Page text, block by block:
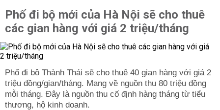
Phố đi bộ mới của Hà Nội sẽ cho thuê
các gian hàng với giá 2 triệu/tháng
Phố đi bộ Thành Thái sẽ cho thuê 40 gian hàng với giá 2
triệu đồng/gian/tháng. Mang về nguồn thu 80 triệu đồng
mỗi tháng. Đây là nguồn thu cố định hàng tháng từ tiểu
thương, hộ kinh doanh.